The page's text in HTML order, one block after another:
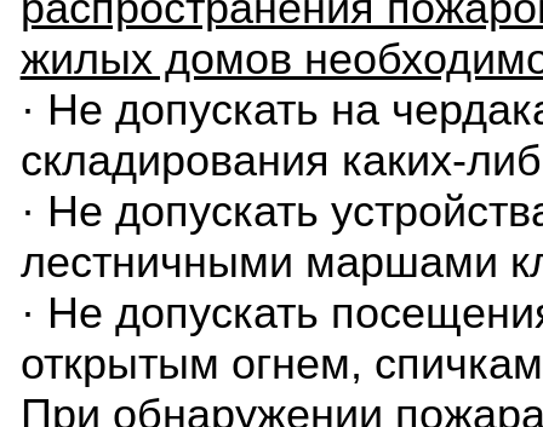
жилых домов
· Не допускать на
складирования каких-
· Не допускать
лестничными маршами
· Не допускать
открытым огнем,
При обнаружении